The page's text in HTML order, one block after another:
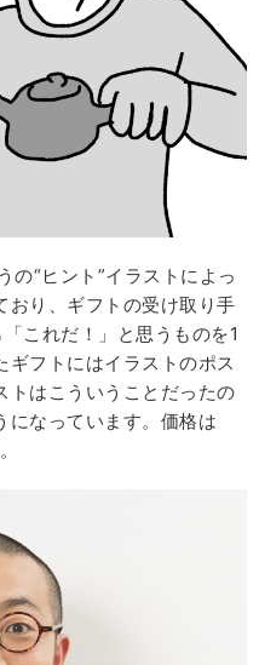
の“ヒント”イラストによっ
おり、ギフトの受け取り手
これだ！」と思うものを1
フトにはイラストのポス
トはこういうことだったの
になっています。価格は